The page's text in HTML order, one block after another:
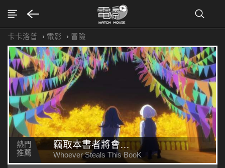
卡卡洛普 › 電影 › 冒險
熱門
推薦
竊取本書者將會…
Whoever Steals This BooK